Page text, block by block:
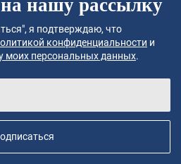
нашу рассылку
я подтверждаю, что
конфиденциальности и
моих персональных данных.